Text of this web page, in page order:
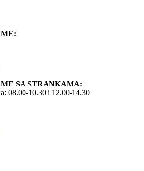
SA STRANKAMA:
08.00-10.30 i 12.00-14.30